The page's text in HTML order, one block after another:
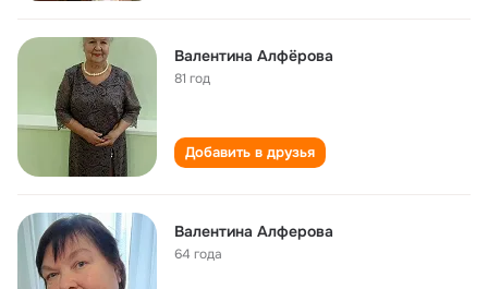
Валентина Алфёрова
81 год
Добавить в друзья
Валентина Алферова
64 года